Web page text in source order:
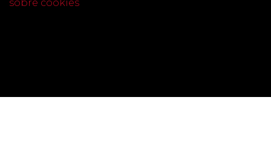
sobre cookies